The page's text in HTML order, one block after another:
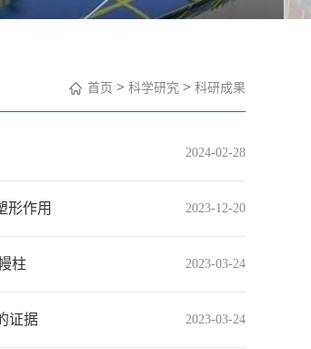
首页 > 科学研究 > 科研成果
2024-02-28
形作用 2023-12-20
柱 2023-03-24
证据 2023-03-24